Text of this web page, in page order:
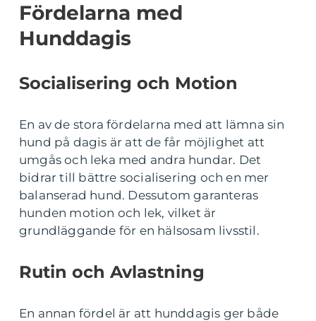
Fördelarna med
Hunddagis
Socialisering och Motion
En av de stora fördelarna med att lämna sin
hund på dagis är att de får möjlighet att
umgås och leka med andra hundar. Det
bidrar till bättre socialisering och en mer
balanserad hund. Dessutom garanteras
hunden motion och lek, vilket är
grundläggande för en hälsosam livsstil.
Rutin och Avlastning
En annan fördel är att hunddagis ger både